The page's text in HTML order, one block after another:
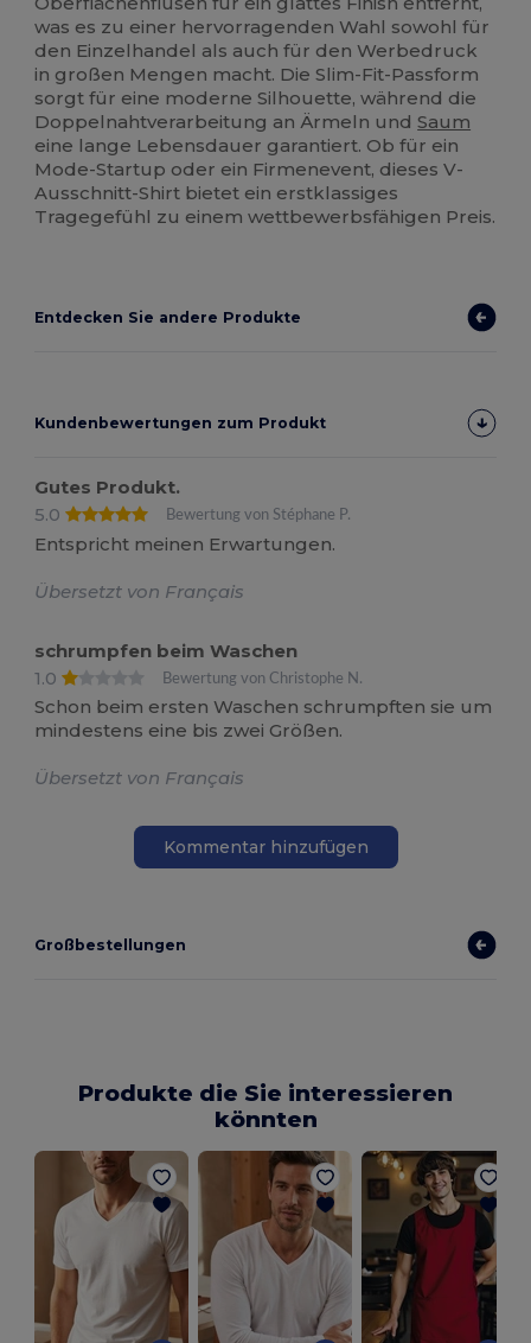
was es zu einer hervorragenden Wahl sowohl für
den Einzelhandel als auch für den Werbedruck
in großen Mengen macht. Die Slim-Fit-Passform
sorgt für eine moderne Silhouette, während die
Doppelnahtverarbeitung an Ärmeln undSaum
eine lange Lebensdauer garantiert. Ob für ein
Mode-Startup oder ein Firmenevent, dieses V-
Ausschnitt-Shirt bietet ein erstklassiges
Tragegefühl zu einem wettbewerbsfähigen Preis.
Entdecken Sie andere Produkte
Kundenbewertungen zum Produkt
Gutes Produkt.
5.0
Bewertung von Stéphane P.
Entspricht meinen Erwartungen.
Übersetzt von Français
schrumpfen beim Waschen
1.0
Bewertung von Christophe N.
Schon beim ersten Waschen schrumpften sie um
mindestens eine bis zwei Größen.
Übersetzt von Français
Kommentar hinzufügen
Großbestellungen
Produkte die Sie interessieren
könnten